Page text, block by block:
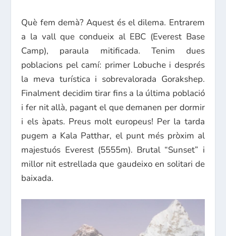
Què fem demà? Aquest és el dilema. Entrarem
a la vall que condueix al EBC (Everest Base
Camp), paraula mitificada. Tenim dues
poblacions pel camí: primer Lobuche i després
la meva turística i sobrevalorada Gorakshep.
Finalment decidim tirar fins a la última població
i fer nit allà, pagant el que demanen per dormir
i els àpats. Preus molt europeus! Per la tarda
pugem a Kala Patthar, el punt més pròxim al
majestuós Everest (5555m). Brutal “Sunset” i
millor nit estrellada que gaudeixo en solitari de
baixada.